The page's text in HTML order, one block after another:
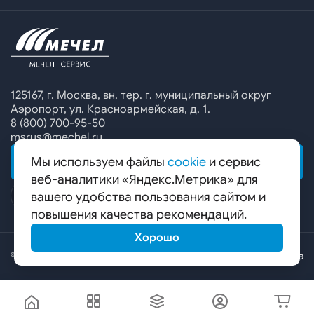
Сбор коммерческих предложений
Специальные предложения
Калькулятор металла
Ижсталь
Уральская кузница
Белорецкий металлургический комбинат
Гурьевский филиал ЧМК
125167, г. Москва, вн. тер. г. муниципальный округ
Аэропорт, ул. Красноармейская, д. 1.
8 (800) 700-95-50
msrus@mechel.ru
ОБРАТНАЯ СВЯЗЬ
© ООО «Мечел-Сервис», 2026 Карта сайта
Мы используем файлы cookie и сервис
веб-аналитики «Яндекс.Метрика» для
вашего удобства пользования сайтом и
повышения качества рекомендаций.
Хорошо